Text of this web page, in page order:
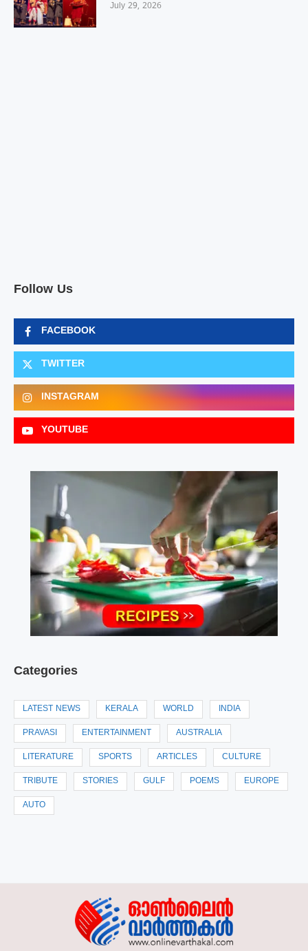
July 29, 2026
Follow Us
FACEBOOK
TWITTER
INSTAGRAM
YOUTUBE
Categories
LATEST NEWS KERALA WORLD INDIA
PRAVASI ENTERTAINMENT AUSTRALIA
LITERATURE SPORTS ARTICLES CULTURE
TRIBUTE STORIES GULF POEMS EUROPE
AUTO